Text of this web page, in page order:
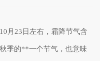
10月23日左右，霜降节气含
季的**一个节气，也意味